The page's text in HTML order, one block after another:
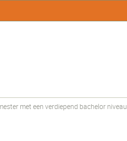
met een verdiepend bachelor niveau.